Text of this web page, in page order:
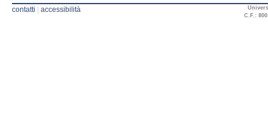
contatti | accessibilità
C.F.: